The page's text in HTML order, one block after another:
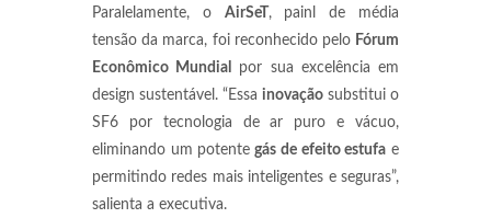
Paralelamente, o AirSeT , painl de média
tensão da marca, foi reconhecido pelo Fórum
Econômico Mundial
por sua excelência em
design sustentável. “Essa inovação substitui o
SF6 por tecnologia de ar puro e vácuo,
eliminando um potente gás de efeito estufa e
permitindo redes mais inteligentes e seguras”,
salienta a executiva.